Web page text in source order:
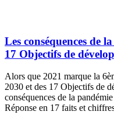
Les conséquences de
17 Objectifs de
Alors que 2021 marque la
2030 et des 17 Objectifs de
conséquences de la
Réponse en 17 faits et